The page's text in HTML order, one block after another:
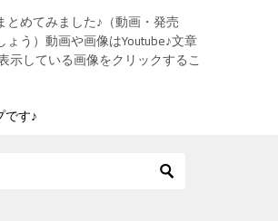
めてみました♪（動画・発売
う）動画や画像はYoutube♪文章
示している画像をクリックするこ
です♪